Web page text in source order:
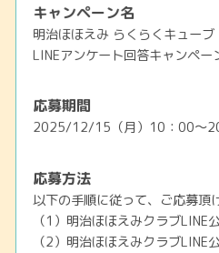
キャンペーン名
明治ほほえみ らくらくキューブ
LINEアンケート回答キャンペー
応募期間
2025/12/15（月）10：00～
応募方法
以下の手順に従って、ご応募頂
（1）明治ほほえみクラブLINE
（2）明治ほほえみクラブLINE